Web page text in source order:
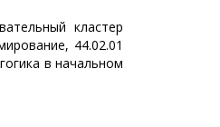
кластер
44.02.01
в начальном